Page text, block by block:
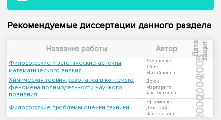
Рекомендуемые диссертации данного раздела
Название работы Автор Д
а
т
а
з
а
щ
и
ты
Философские и эстетические аспекты
математического знания
Романенко,
Юлия
Михайловна
2005
Химическая теория резонанса в контексте
феномена полимодельности научного
познания
Дрюк,
Маргарита
Анатольевна
2004
Философские проблемы оценки техники
Ефременко,
Дмитрий
Валерьевич
2000